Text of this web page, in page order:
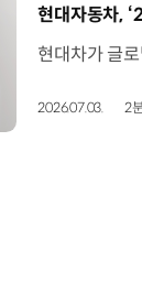
[동영상]
현대자동차,
2026.07.03. 2